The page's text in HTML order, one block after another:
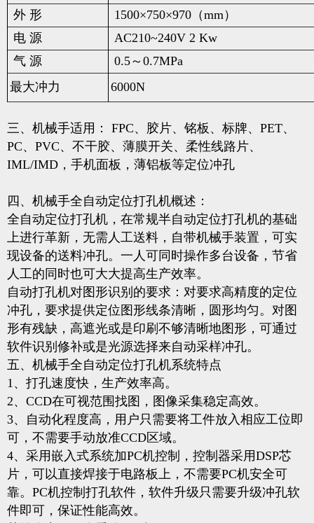
外 形
1500×750×970（mm）
电 源
AC210~240V 2 Kw
气 源
0.5～0.7MPa
最大冲力
6000N
三、机械手适用： FPC、胶片、铭板、标牌、PET、
PC、PVC、不干胶、薄膜开关、柔性线路片、
IML/IMD，手机面板，薄铝板等定位冲孔
四、机械手全自动定位打孔机概述：
全自动定位打孔机，在常规半自动定位打孔机的基础
上进行革新，无需人工送料，自带机械手装置，可实
现设备的送料冲孔。一人可同时操作多台设备，节省
人工的同时也可大大提高生产效率。
自动打孔机对图形识别的要求：对要求高精度的定位
冲孔，要求提供定位图形线条清晰，圆形均匀。对图
形有残缺，高遮光或是印刷不够清晰地图形，可通过
软件识别修补或是光源选择来自动采样冲孔。
五、机械手全自动定位打孔机系统特点
1、打孔速度快，生产效率高。
2、CCD在可视范围找图，图像采集稳定高效。
3、自动化程度高，用户只需要将工件放入相应工位即
可，不需要手动放准CCD区域。
4、采用嵌入式系统加PC机控制，控制器采用DSP芯
片，可以直接焊接于电路板上，不需要PC机安全可
靠。PC机控制打孔软件，软件升级只需要升级冲孔软
件即可，保证性能高效。